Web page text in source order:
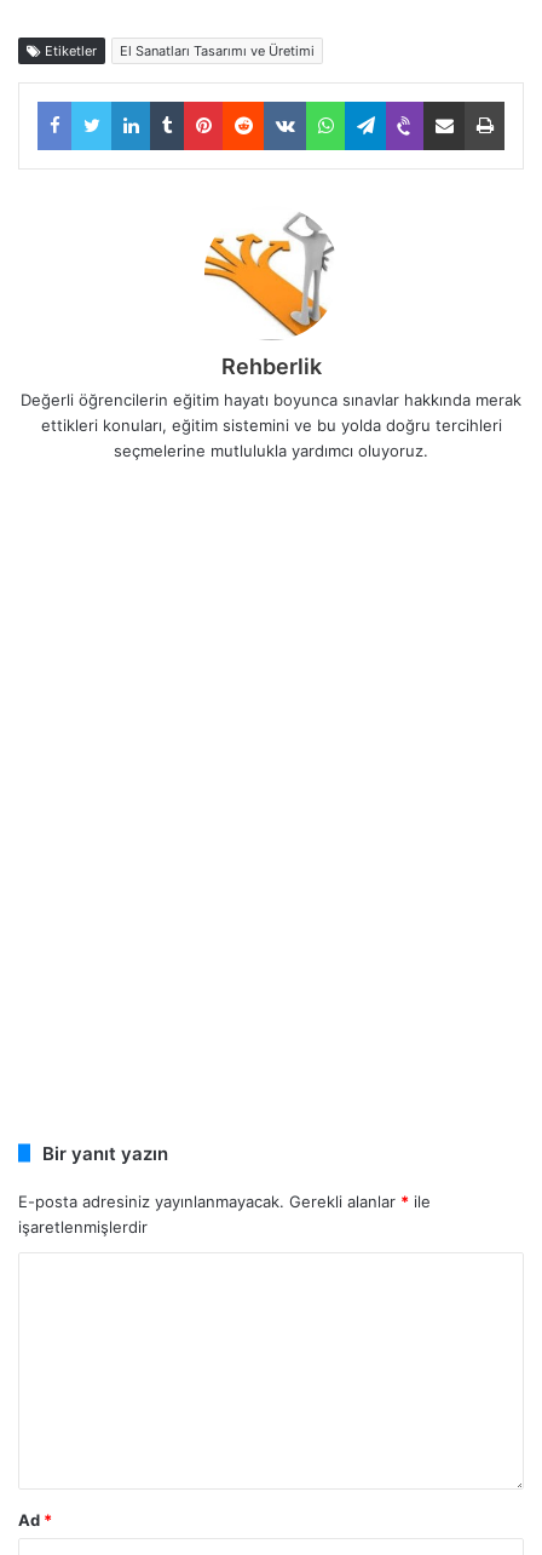
Etiketler El Sanatları Tasarımı ve Üretimi
Facebook
TwitterLinkedIn
TumblrPinterest
RedditVKontakteWhatsAppTelegram
ViberE-Posta ile paylaş
Rehberlik
Değerli öğrencilerin eğitim hayatı boyunca sınavlar hakkında merak
ettikleri konuları, eğitim sistemini ve bu yolda doğru tercihleri
seçmelerine mutlulukla yardımcı oluyoruz.
Bir yanıt yazın
E-posta adresiniz yayınlanmayacak. Gerekli alanlar * ile
işaretlenmişlerdir
Ad *